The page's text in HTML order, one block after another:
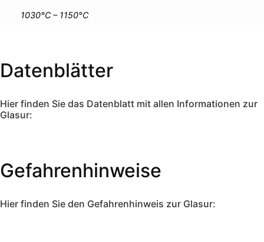
1030°C – 1150°C
Datenblätter
Hier finden Sie das Datenblatt mit allen Informationen zur
Glasur:
Gefahrenhinweise
Hier finden Sie den Gefahrenhinweis zur Glasur: